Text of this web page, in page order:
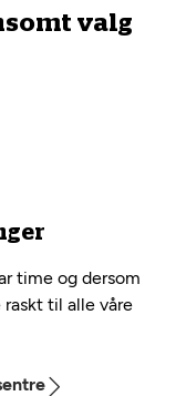
valg
time og dersom
raskt til alle våre